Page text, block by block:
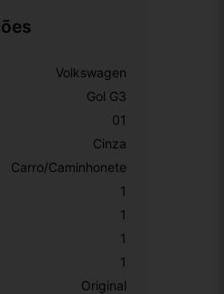
Volkswagen
Gol G3
01
Cinza
Carro/Caminhonete
1
1
1
1
Original